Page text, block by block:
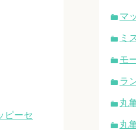
ピーセ
マ
ミ
モ
ラ
丸
丸